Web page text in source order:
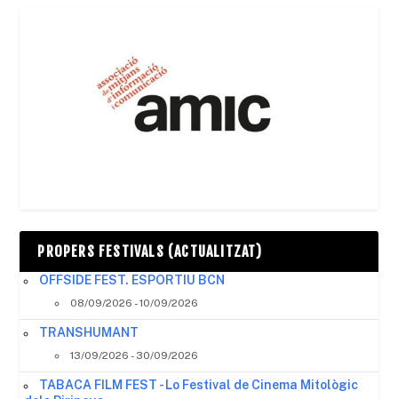
PROPERS FESTIVALS (ACTUALITZAT)
OFFSIDE FEST. ESPORTIU BCN
08/09/2026 - 10/09/2026
TRANSHUMANT
13/09/2026 - 30/09/2026
TABACA FILM FEST - Lo Festival de Cinema Mitològic